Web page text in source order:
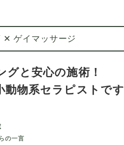
✕ ゲイマッサージ
と安心の施術！
動物系セラピストです